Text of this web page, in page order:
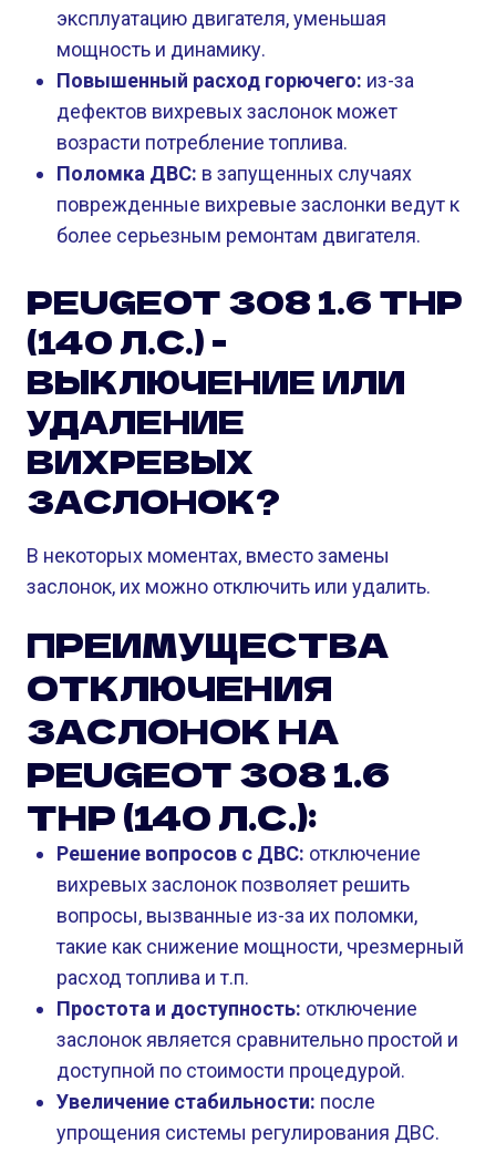
эксплуатацию двигателя, уменьшая
мощность и динамику.
Повышенный расход горючего: из-за
дефектов вихревых заслонок может
возрасти потребление топлива.
Поломка ДВС: в запущенных случаях
поврежденные вихревые заслонки ведут к
более серьезным ремонтам двигателя.
PEUGEOT 308 1.6 THP
(140 Л.С.) -
ВЫКЛЮЧЕНИЕ ИЛИ
УДАЛЕНИЕ
ВИХРЕВЫХ
ЗАСЛОНОК?
В некоторых моментах, вместо замены
заслонок, их можно отключить или удалить.
ПРЕИМУЩЕСТВА
ОТКЛЮЧЕНИЯ
ЗАСЛОНОК НА
PEUGEOT 308 1.6
THP (140 Л.С.):
Решение вопросов с ДВС: отключение
вихревых заслонок позволяет решить
вопросы, вызванные из-за их поломки,
такие как снижение мощности, чрезмерный
расход топлива и т.п.
Простота и доступность: отключение
заслонок является сравнительно простой и
доступной по стоимости процедурой.
Увеличение стабильности: после
упрощения системы регулирования ДВС.